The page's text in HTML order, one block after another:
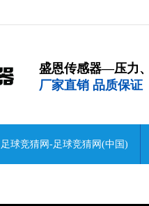
盛恩传感器—压力
厂家直销 品质保证
足球竞猜网-足球竞猜网(中国)